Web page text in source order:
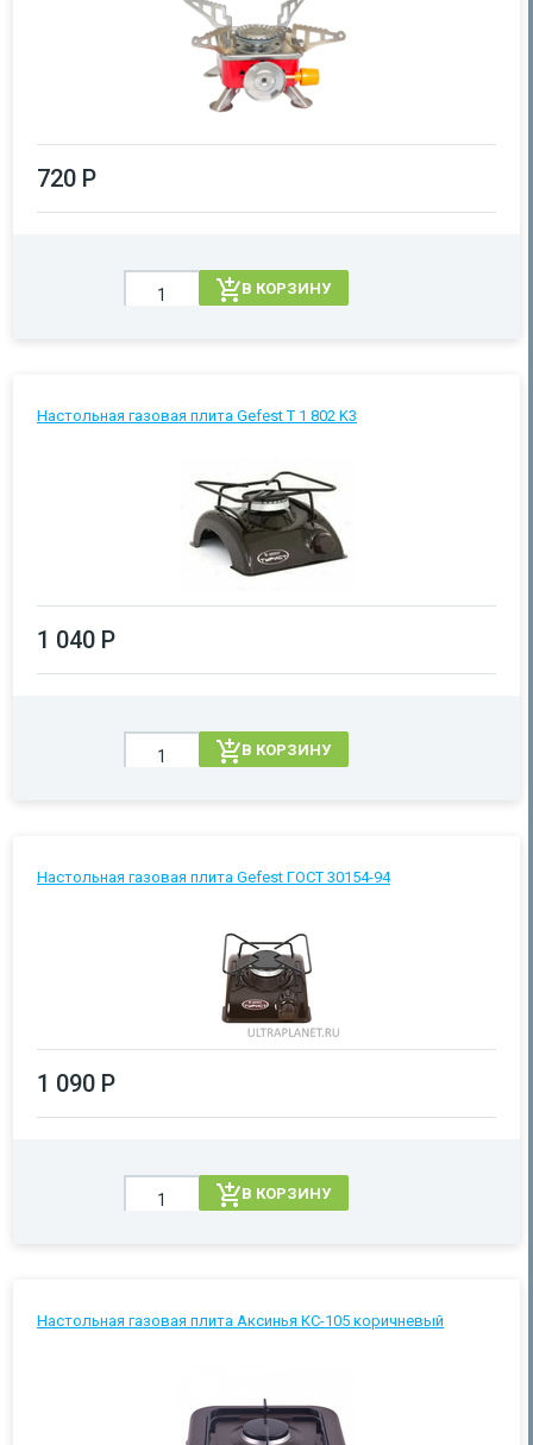
720 Р
В КОРЗИНУ
Настольная газовая плита Gefest T 1 802 K3
1 040 Р
В КОРЗИНУ
Настольная газовая плита Gefest ГОСТ 30154-94
1 090 Р
В КОРЗИНУ
Настольная газовая плита Аксинья КС-105 коричневый